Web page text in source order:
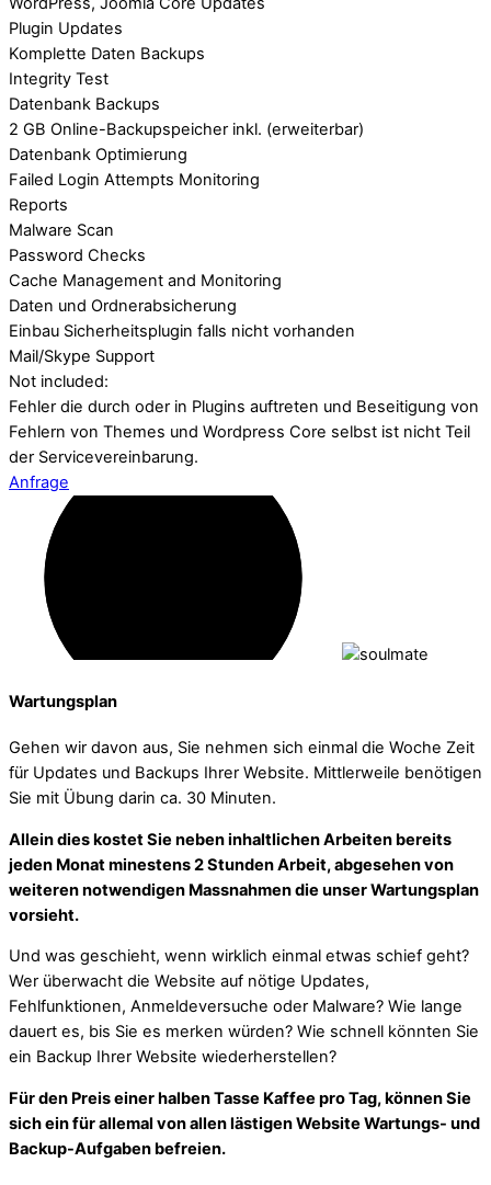
Plugin Updates
Komplette Daten Backups
Integrity Test
Datenbank Backups
2 GB Online-Backupspeicher inkl. (erweiterbar)
Datenbank Optimierung
Failed Login Attempts Monitoring
Reports
Malware Scan
Password Checks
Cache Management and Monitoring
Daten und Ordnerabsicherung
Einbau Sicherheitsplugin falls nicht vorhanden
Mail/Skype Support
Not included:
Fehler die durch oder in Plugins auftreten und Beseitigung von
Fehlern von Themes und Wordpress Core selbst ist nicht Teil
der Servicevereinbarung.
Anfrage
Wartungsplan
Gehen wir davon aus, Sie nehmen sich einmal die Woche Zeit
für Updates und Backups Ihrer Website. Mittlerweile benötigen
Sie mit Übung darin ca. 30 Minuten.
Allein dies kostet Sie neben inhaltlichen Arbeiten bereits
jeden Monat minestens 2 Stunden Arbeit, abgesehen von
weiteren notwendigen Massnahmen die unser Wartungsplan
vorsieht.
Und was geschieht, wenn wirklich einmal etwas schief geht?
Wer überwacht die Website auf nötige Updates,
Fehlfunktionen, Anmeldeversuche oder Malware? Wie lange
dauert es, bis Sie es merken würden? Wie schnell könnten Sie
ein Backup Ihrer Website wiederherstellen?
Für den Preis einer halben Tasse Kaffee pro Tag, können Sie
sich ein für allemal von allen lästigen Website Wartungs- und
Backup-Aufgaben befreien.